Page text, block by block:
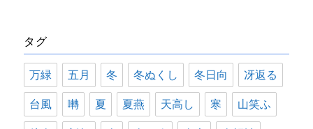
ー
タグ
万緑 五月 冬 冬ぬくし 冬日向 冴返る
台風 囀 夏 夏燕 天高し 寒 山笑ふ